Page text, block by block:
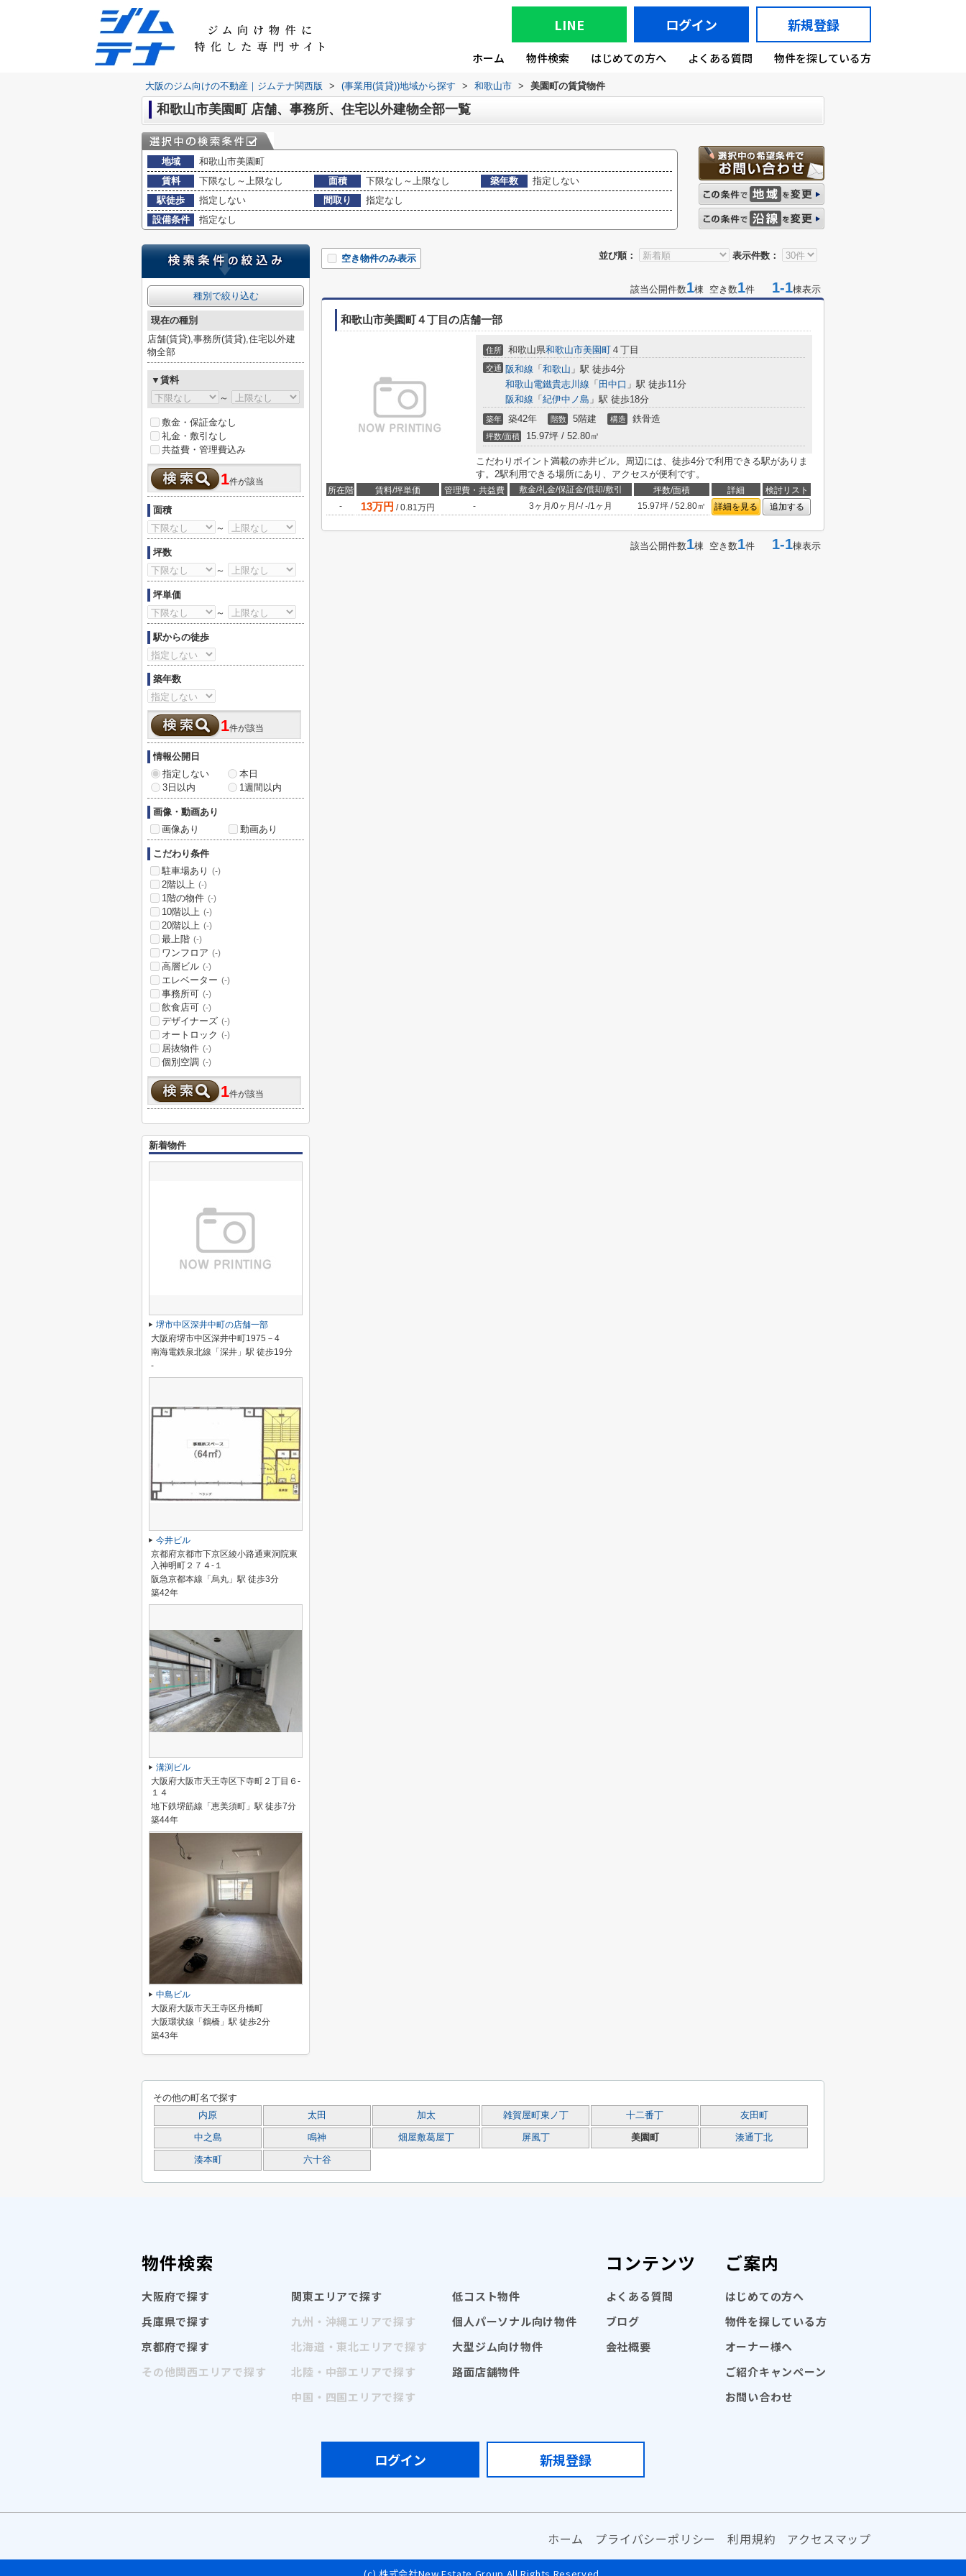
LINE ログイン 新規登録
ホーム 物件検索 はじめての方へ よくある質問 物件を探している方
大阪のジム向けの不動産｜ジムテナ関西版 > (事業用(賃貸))地域から探す > 和歌山市 > 美園町の賃貸物件
和歌山市美園町 店舗、事務所、住宅以外建物全部一覧
地域
和歌山市美園町
賃料
下限なし～上限なし 面積 下限なし～上限なし 築年数
指定しない
駅徒歩
指定しない 間取り
指定なし
設備条件
指定なし
並び順： 表示件数：
空き物件のみ表示
該当公開件数1棟 空き数1件 1-1棟表示
和歌山市美園町４丁目の店舗一部
住所 和歌山県和歌山市美園町 ４丁目
交通 阪和線 「 和歌山 」駅 徒歩4分
和歌山電鐵貴志川線 「 田中口 」駅 徒歩11分
阪和線 「 紀伊中ノ島 」駅 徒歩18分
築年 築42年 階数 5階建 構造 鉄骨造
坪数/面積 15.97坪 / 52.80㎡
こだわりポイント満載の赤井ビル。周辺には、徒歩4分で利用できる駅がありま
す。2駅利用できる場所にあり、アクセスが便利です。
所在階 賃料/坪単価 管理費・共益費 敷金/礼金/保証金/償却/敷引 坪数/面積 詳細
検討リスト
-
13万円 /0.81万円 - 3ヶ月 /0ヶ月 /-/-/1ヶ月 15.97坪 / 52.80㎡ 詳細を見る 追加する
該当公開件数1棟 空き数1件 1-1棟表示
種別で絞り込む
現在の種別
店舗(賃貸),事務所(賃貸),住宅以外建
物全部
▼賃料
～
敷金・保証金なし
礼金・敷引なし
共益費・管理費込み
1件が該当
面積
～
坪数
～
坪単価
～
駅からの徒歩
築年数
1件が該当
情報公開日
指定しない
本日
3日以内
1週間以内
画像・動画あり
画像あり
動画あり
こだわり条件
駐車場あり
(-)
2階以上 (-)
1階の物件 (-)
10階以上 (-)
20階以上 (-)
最上階 (-)
ワンフロア (-)
高層ビル (-)
エレベーター (-)
事務所可 (-)
飲食店可 (-)
デザイナーズ (-)
オートロック (-)
居抜物件 (-)
個別空調 (-)
1件が該当
新着物件
堺市中区深井中町の店舗一部
大阪府堺市中区深井中町1975－4
南海電鉄泉北線「深井」駅 徒歩19分
-
今井ビル
京都府京都市下京区綾小路通東洞院東
入神明町２７４-１
阪急京都本線「烏丸」駅 徒歩3分
築42年
溝渕ビル
大阪府大阪市天王寺区下寺町２丁目６-
１４
地下鉄堺筋線「恵美須町」駅 徒歩7分
築44年
中島ビル
大阪府大阪市天王寺区舟橋町
大阪環状線「鶴橋」駅 徒歩2分
築43年
その他の町名で探す
内原 太田 加太 雑賀屋町東ノ丁 十二番丁 友田町
中之島 鳴神 畑屋敷葛屋丁 屏風丁 美園町 湊通丁北
湊本町 六十谷
物件検索
大阪府で探す
兵庫県で探す
京都府で探す
その他関西エリアで探す
関東エリアで探す
九州・沖縄エリアで探す
北海道・東北エリアで探す
北陸・中部エリアで探す
中国・四国エリアで探す
低コスト物件
個人パーソナル向け物件
大型ジム向け物件
路面店舗物件
コンテンツ
よくある質問
ブログ
会社概要
ご案内
はじめての方へ
物件を探している方
オーナー様へ
ご紹介キャンペーン
お問い合わせ
ログイン 新規登録
ホーム プライバシーポリシー 利用規約 アクセスマップ
(c) 株式会社New Estate Group All Rights Reserved.